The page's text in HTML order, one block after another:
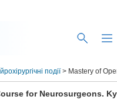
події> Mastery of
for Neurosurgeons.